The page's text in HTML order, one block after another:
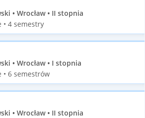
• Wrocław • II stopnia
4 semestry
• Wrocław • I stopnia
6 semestrów
• Wrocław • II stopnia